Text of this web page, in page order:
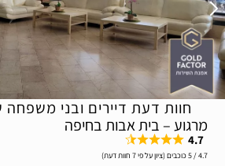
חוות דעת דיירים ובני
מרגוע – בית אבות בחיפה
4.7
4.7 / 5 כוכבים (ציון על פי 7 חוות דעת)